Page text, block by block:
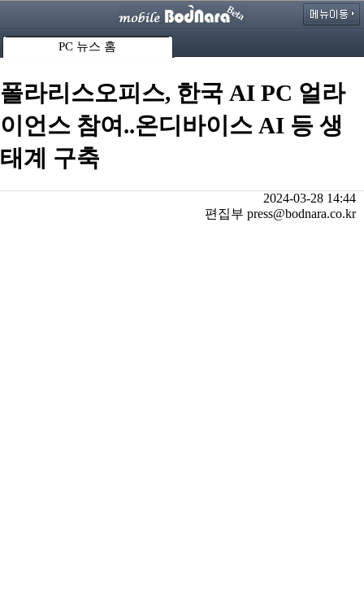
PC 뉴스 홈
폴라리스오피스, 한국 AI PC 얼라
이언스 참여..온디바이스 AI 등 생
태계 구축
2024-03-28 14:44
편집부 press@bodnara.co.kr